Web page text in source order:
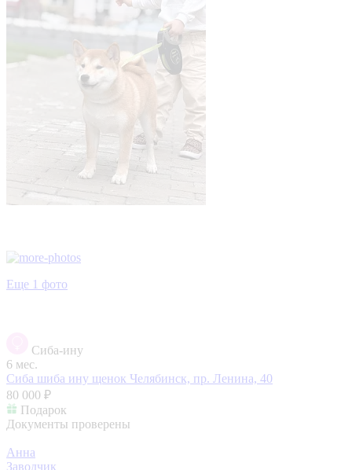
Еще 1 фото
Сиба-ину
6 мес.
Сиба шиба ину щенок Челябинск, пр. Ленина, 40
80 000 ₽
Подарок
Документы проверены
Анна
Заводчик